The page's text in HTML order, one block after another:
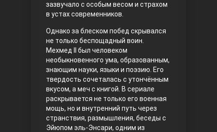
Любовь напрокат
Воскресший Эртугрул
зазвучало с особым весом и страхом
в устах современников.
Однако за блеском побед скрывался
не только беспощадный воин.
Мехмед II был человеком
необыкновенного ума, образованным,
знающим науки, языки и поэзию. Его
твердость сочеталась с утончённым
вкусом, а меч с книгой. В сериале
раскрывается не только его военная
мощь, но и внутренний путь через
странствия, размышления, беседы с
Эйюпом эль-Энсари, одним из